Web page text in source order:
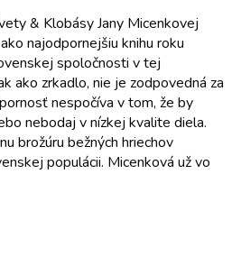
& Klobásy Jany Micenkovej
najodpornejšiu knihu roku
spoločnosti v tej
ako zrkadlo, nie je zodpovedná za
nespočíva v tom, že by
nebodaj v nízkej kvalite diela.
brožúru bežných hriechov
populácii. Micenková už vo